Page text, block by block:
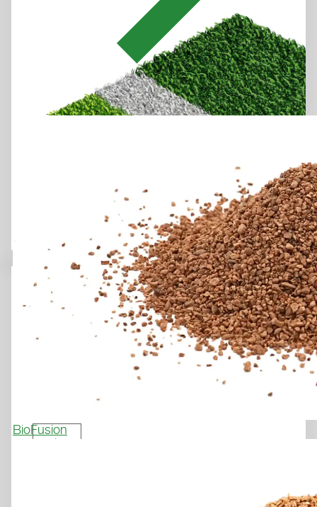
werden. Derzeit gibt es keine Rechtsmittel gegen diese
Praxis vorzugehen. Sie können Ihre erteilte Einwilligung
jederzeit für die Zukunft widerrufen. Um Ihren Widerruf
auszuüben, deaktivieren Sie diesen Dienst im auf der
Webseite bereitgestellten "Cookie-Consent-Tool" bzw. in
den Datenschutzhinweisen.
Weitere Informationen finden Sie in unseren
BioFusion
Hockey, Tennis, Multisport, Padel
POLIGRAS SUPERPLAY
A NEW MULTI-TALENT WITH
FIH CERTIFICATION
